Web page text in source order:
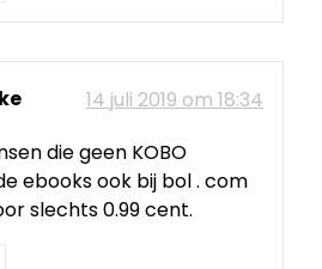
14 juli 2019 om 18:34
die geen KOBO
ebooks ook bij bol . com
slechts 0.99 cent.